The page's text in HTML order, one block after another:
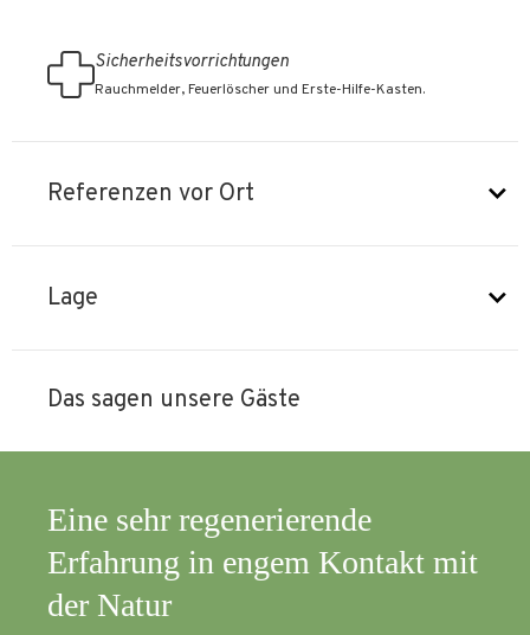
Sicherheitsvorrichtungen
Rauchmelder, Feuerlöscher und Erste-Hilfe-Kasten.
Referenzen vor Ort
Lage
Das sagen unsere Gäste
Eine sehr regenerierende
Erfahrung in engem Kontakt mit
der Natur